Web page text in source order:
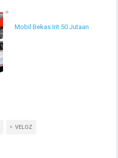
Mobil Bekas Irit 50 Jutaan
VELOZ